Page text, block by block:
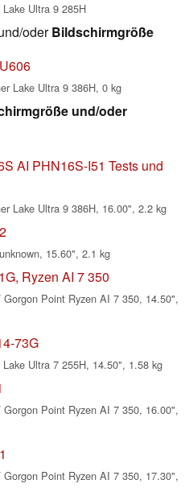
Ultra 9 285H
oderBildschirmgröße
Lake Ultra 9 386H, 0 kg
und/oder
AI PHN16S-I51 Tests und
Lake Ultra 9 386H, 16.00", 2.2 kg
15.60", 2.1 kg
Ryzen AI 7 350
Point Ryzen AI 7 350, 14.50",
73G
Ultra 7 255H, 14.50", 1.58 kg
Point Ryzen AI 7 350, 16.00",
Point Ryzen AI 7 350, 17.30",